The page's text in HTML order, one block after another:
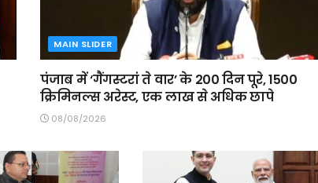
MAIN SLIDER
पंजाब में ‘गैंगस्टरां ते वार’ के 200 दिन पूरे, 1500
क्रिमिनल्स अरेस्ट, एक लाख से अधिक छापे
08/08/2026